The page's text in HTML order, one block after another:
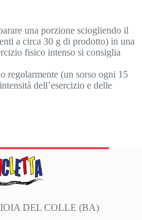
una porzione sciogliendo il
a circa 30 g di prodotto) in una
fisico intenso si consiglia
regolarmente (un sorso ogni 15
dell’esercizio e delle
DEL COLLE (BA)